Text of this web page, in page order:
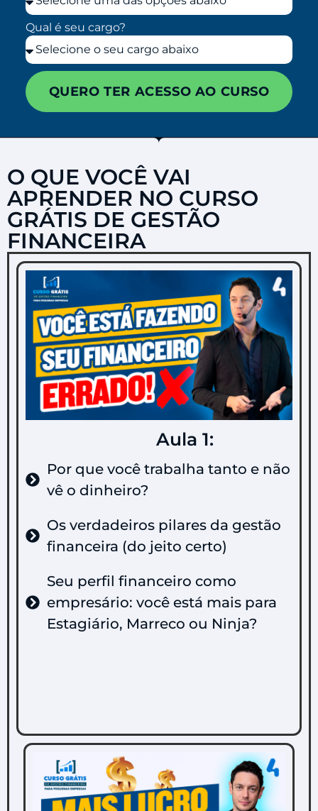
Qual é seu cargo?
QUERO TER ACESSO AO CURSO
O QUE VOCÊ VAI
APRENDER NO CURSO
GRÁTIS DE GESTÃO
FINANCEIRA
Aula 1:
Por que você trabalha tanto e não
vê o dinheiro?
Os verdadeiros pilares da gestão
financeira (do jeito certo)
Seu perfil financeiro como
empresário: você está mais para
Estagiário, Marreco ou Ninja?